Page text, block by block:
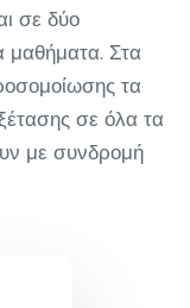
σε δύο
μαθήματα. Στα
τα
σε όλα τα
με συνδρομή